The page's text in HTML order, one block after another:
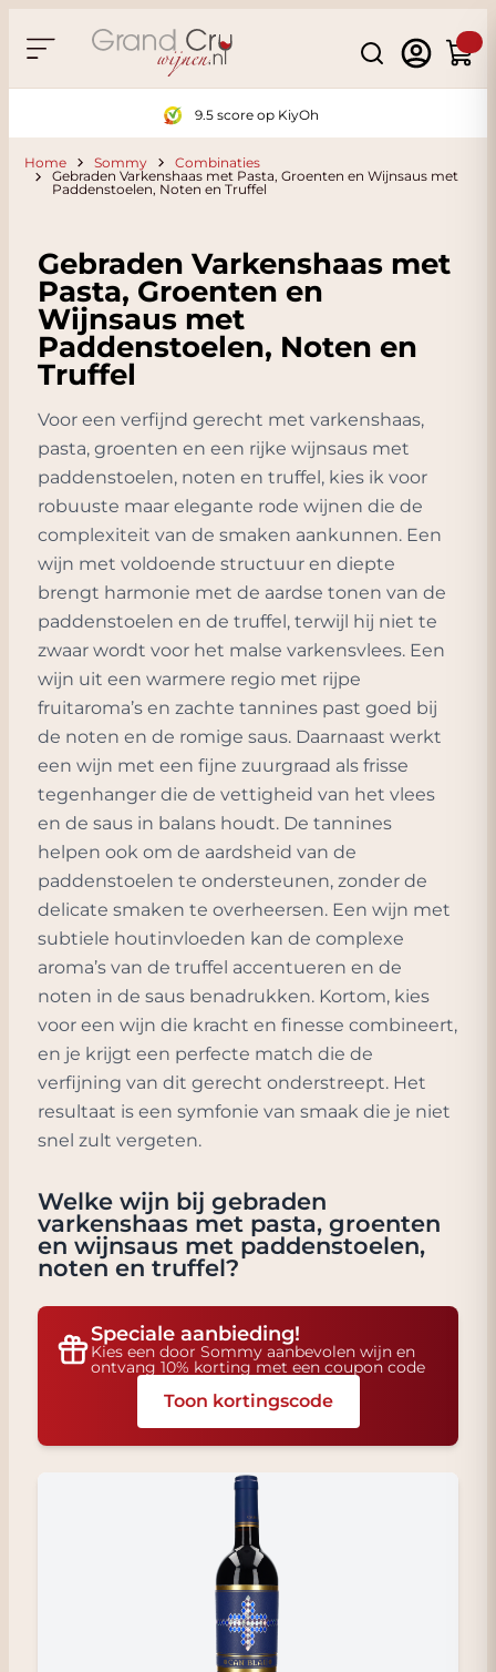
Search
9.5 score op KiyOh
Home Sommy
Combinaties
Gebraden Varkenshaas met Pasta, Groenten en Wijnsaus met
Paddenstoelen, Noten en Truffel
Gebraden Varkenshaas met
Pasta, Groenten en
Wijnsaus met
Paddenstoelen, Noten en
Truffel
Voor een verfijnd gerecht met varkenshaas,
pasta, groenten en een rijke wijnsaus met
paddenstoelen, noten en truffel, kies ik voor
robuuste maar elegante rode wijnen die de
complexiteit van de smaken aankunnen. Een
wijn met voldoende structuur en diepte
brengt harmonie met de aardse tonen van de
paddenstoelen en de truffel, terwijl hij niet te
zwaar wordt voor het malse varkensvlees. Een
wijn uit een warmere regio met rijpe
fruitaroma’s en zachte tannines past goed bij
de noten en de romige saus. Daarnaast werkt
een wijn met een fijne zuurgraad als frisse
tegenhanger die de vettigheid van het vlees
en de saus in balans houdt. De tannines
helpen ook om de aardsheid van de
paddenstoelen te ondersteunen, zonder de
delicate smaken te overheersen. Een wijn met
subtiele houtinvloeden kan de complexe
aroma’s van de truffel accentueren en de
noten in de saus benadrukken. Kortom, kies
voor een wijn die kracht en finesse combineert,
en je krijgt een perfecte match die de
verfijning van dit gerecht onderstreept. Het
resultaat is een symfonie van smaak die je niet
snel zult vergeten.
Welke wijn bij gebraden
varkenshaas met pasta, groenten
en wijnsaus met paddenstoelen,
noten en truffel?
Speciale aanbieding!
Kies een door Sommy aanbevolen wijn en
ontvang 10% korting met een coupon code
Toon kortingscode